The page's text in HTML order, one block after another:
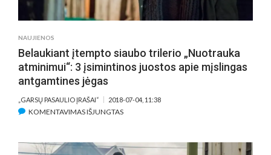
NAUJIENOS
Belaukiant įtempto siaubo trilerio „Nuotrauka
atminimui“: 3 įsimintinos juostos apie mįslingas
antgamtines jėgas
„GARSŲ PASAULIO ĮRAŠAI“ 2018-07-04, 11:38
KOMENTAVIMAS IŠJUNGTASĮRAŠE
SIAUBO